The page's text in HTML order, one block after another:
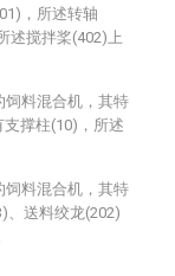
，所述转轴
述搅拌桨(402)上
饲料混合机，其特
撑柱(10)，所述
饲料混合机，其特
、送料绞龙(202)